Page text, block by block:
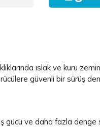
ıslak ve kuru
güvenli bir sürüş
ve daha fazla denge